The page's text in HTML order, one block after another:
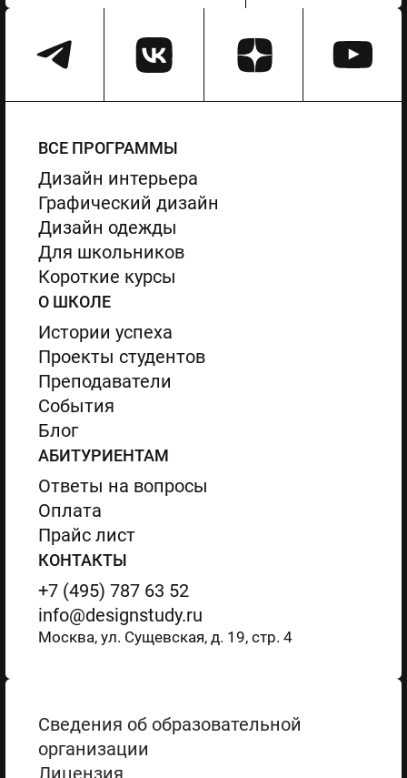
ВСЕ ПРОГРАММЫ
Дизайн интерьера
Графический дизайн
Дизайн одежды
Для школьников
Короткие курсы
О ШКОЛЕ
Истории успеха
Проекты студентов
Преподаватели
События
Блог
АБИТУРИЕНТАМ
Ответы на вопросы
Оплата
Прайс лист
КОНТАКТЫ
+7 (495) 787 63 52
info@designstudy.ru
Москва, ул. Сущевская, д. 19, стр. 4
Сведения об образовательной
организации
Лицензия